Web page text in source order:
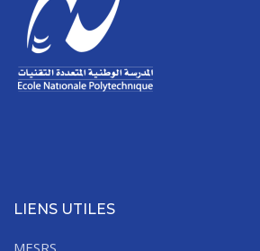
LIENS UTILES
MESRS